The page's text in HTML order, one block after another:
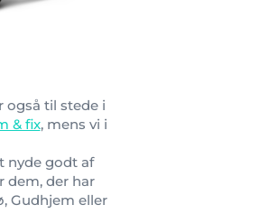
også til stede i
& fix, mens vi i
nyde godt af
dem, der har
Gudhjem eller